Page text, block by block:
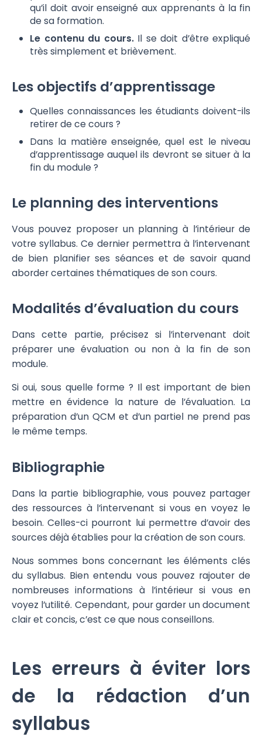
qu’il doit avoir enseigné aux apprenants à la fin
de sa formation.
Le contenu du cours.Il se doit d’être expliqué
très simplement et brièvement.
Les objectifs d’apprentissage
Quelles connaissances les étudiants doivent-ils
retirer de ce cours ?
Dans la matière enseignée, quel est le niveau
d’apprentissage auquel ils devront se situer à la
fin du module ?
Le planning des interventions
Vous pouvez proposer un planning à l’intérieur de
votre syllabus. Ce dernier permettra à l’intervenant
de bien planifier ses séances et de savoir quand
aborder certaines thématiques de son cours.
Modalités d’évaluation du cours
Dans cette partie, précisez si l’intervenant doit
préparer une évaluation ou non à la fin de son
module.
Si oui, sous quelle forme ? Il est important de bien
mettre en évidence la nature de l’évaluation. La
préparation d’un QCM et d’un partiel ne prend pas
le même temps.
Bibliographie
Dans la partie bibliographie, vous pouvez partager
des ressources à l’intervenant si vous en voyez le
besoin. Celles-ci pourront lui permettre d’avoir des
sources déjà établies pour la création de son cours.
Nous sommes bons concernant les éléments clés
du syllabus. Bien entendu vous pouvez rajouter de
nombreuses informations à l’intérieur si vous en
voyez l’utilité. Cependant, pour garder un document
clair et concis, c’est ce que nous conseillons.
Les erreurs à éviter lors
de la rédaction d’un
syllabus